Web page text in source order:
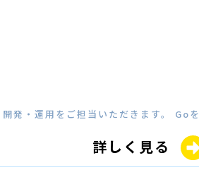
発・運用をご担当いただきます。 Goを
詳しく見る